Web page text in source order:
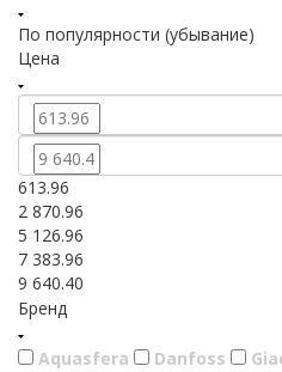
По популярности (убывание)
Цена
613.96
2 870.96
5 126.96
7 383.96
9 640.40
Бренд
Aquasfera Danfoss